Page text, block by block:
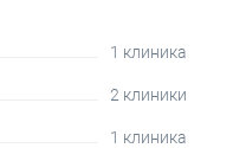
1 клиника
2 клиники
1 клиника